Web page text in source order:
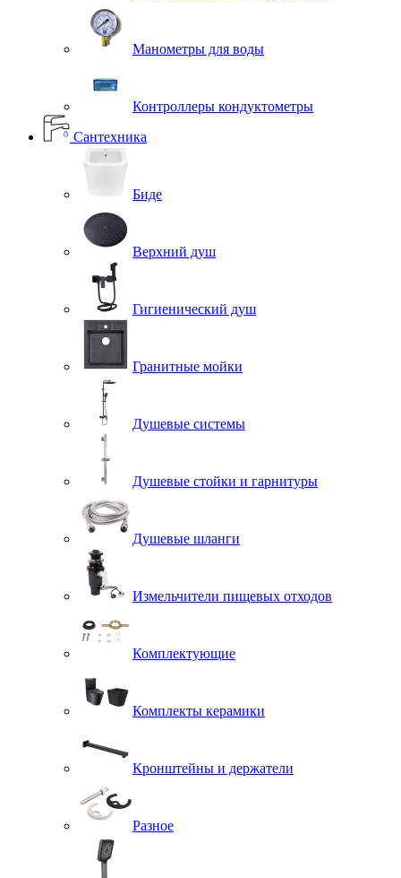
Манометры для воды
Контроллеры кондуктометры
Сантехника
Биде
Верхний душ
Гигиенический душ
Гранитные мойки
Душевые системы
Душевые стойки и гарнитуры
Душевые шланги
Измельчители пищевых отходов
Комплектующие
Комплекты керамики
Кронштейны и держатели
Разное